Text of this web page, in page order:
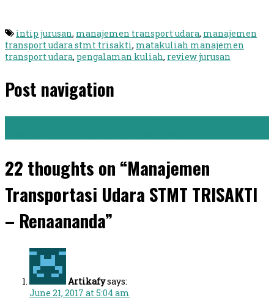
intip jurusan, manajemen transport udara, manajemen
transport udara stmt trisakti, matakuliah manajemen
transport udara, pengalaman kuliah, review jurusan
Post navigation
22 thoughts on “Manajemen
Transportasi Udara STMT TRISAKTI
– Renaananda”
Artikafysays:
June 21, 2017 at 5:04 am